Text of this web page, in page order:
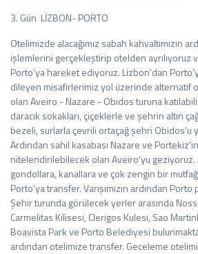
3. Gün LİZBON- PORTO
Otelimizde alacağımız sabah kahvaltımızın
işlemlerini gerçekleştirip otelden ayrılıyoruz
Porto'ya hareket ediyoruz. Lizbon'dan
dileyen misafirlerimiz yol üzerinde alternatif
olan Aveiro - Nazare - Obidos turuna
daracık sokakları, çiçeklerle ve şehrin altın
bezeli, surlarla çevrili ortaçağ şehri Obidos'u
Ardından sahil kasabası Nazare ve
nitelendirilebilecek olan Aveiro'yu
gondollara, kanallara ve çok zengin bir
Porto'ya transfer. Varışımızın ardından
Şehir turunda görülecek yerler arasında
Carmelitas Kilisesi, Clerigos Kulesi, Sao
Boavista Park ve Porto Belediyesi
ardından otelimize transfer. Geceleme